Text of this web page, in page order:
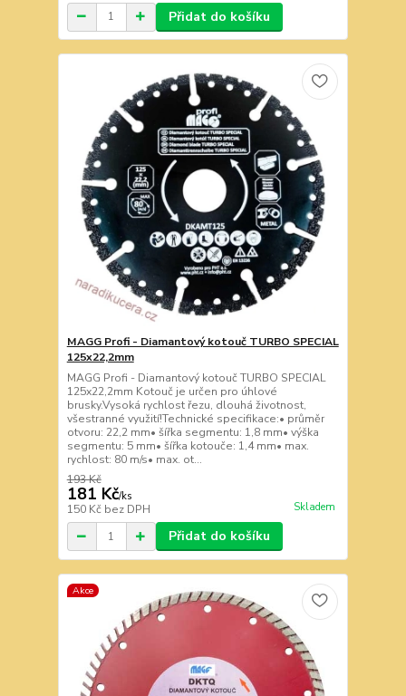
Přidat do košíku
MAGG Profi - Diamantový kotouč TURBO SPECIAL
125x22,2mm
MAGG Profi - Diamantový kotouč TURBO SPECIAL
125x22,2mm Kotouč je určen pro úhlové
brusky.Vysoká rychlost řezu, dlouhá životnost,
všestranné využití!Technické specifikace:• průměr
otvoru: 22,2 mm• šířka segmentu: 1,8 mm• výška
segmentu: 5 mm• šířka kotouče: 1,4 mm• max.
rychlost: 80 m/s• max. ot...
193 Kč
181 Kč/ks
150 Kč bez DPH Skladem
Přidat do košíku
Akce